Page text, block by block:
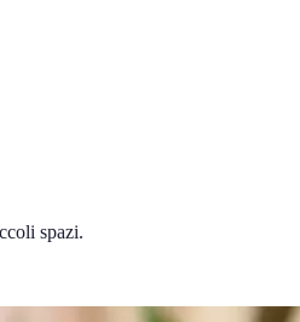
spazi.